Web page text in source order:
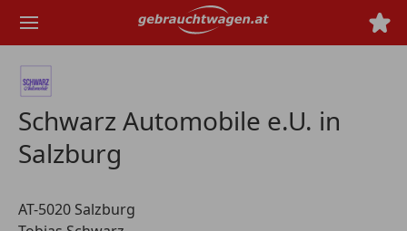
Hauptinhalt
Schwarz Automobile e.U. in
Salzburg
AT-5020 Salzburg